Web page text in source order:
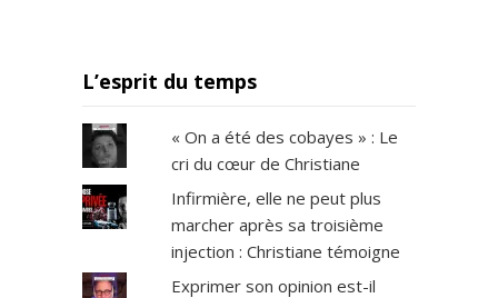
L’esprit du temps
« On a été des cobayes » : Le
cri du cœur de Christiane
Infirmière, elle ne peut plus
marcher après sa troisième
injection : Christiane témoigne
Exprimer son opinion est-il